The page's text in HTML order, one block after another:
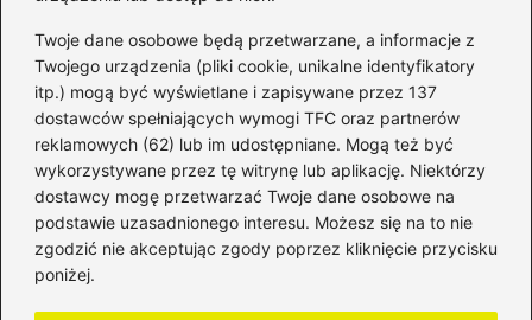
Twoje dane osobowe będą przetwarzane, a informacje z
Twojego urządzenia (pliki cookie, unikalne identyfikatory
itp.) mogą być wyświetlane i zapisywane przez 137
dostawców spełniających wymogi TFC oraz partnerów
reklamowych (62) lub im udostępniane. Mogą też być
wykorzystywane przez tę witrynę lub aplikację. Niektórzy
dostawcy mogę przetwarzać Twoje dane osobowe na
podstawie uzasadnionego interesu. Możesz się na to nie
zgodzić nie akceptując zgody poprzez kliknięcie przycisku
poniżej.
Fundusze
(36)
Giełda(28)
Inwestycje(49)
Rentowność(32)
Rozliczenia(196)
Świadczenia socjalne(59)
Waluty(21)
Windykacja(49)